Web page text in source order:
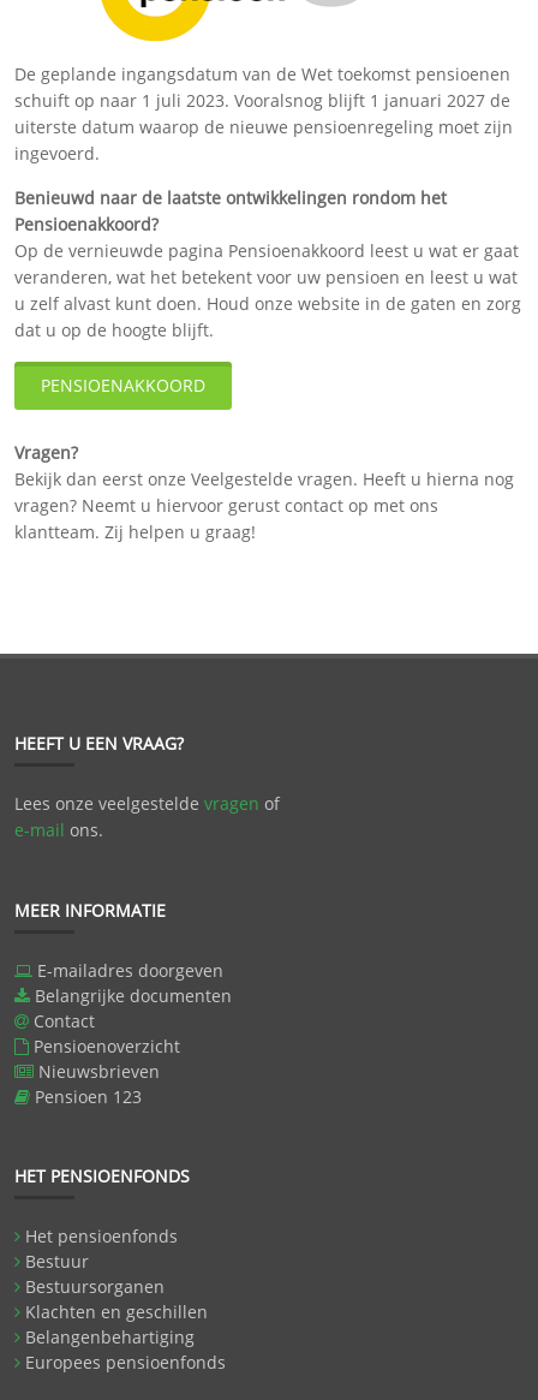
De geplande ingangsdatum van de Wet toekomst pensioenen
schuift op naar 1 juli 2023. Vooralsnog blijft 1 januari 2027 de
uiterste datum waarop de nieuwe pensioenregeling moet zijn
ingevoerd.
Benieuwd naar de laatste ontwikkelingen rondom het
Pensioenakkoord?
Op de vernieuwde pagina Pensioenakkoord leest u wat er gaat
veranderen, wat het betekent voor uw pensioen en leest u wat
u zelf alvast kunt doen. Houd onze website in de gaten en zorg
dat u op de hoogte blijft.
PENSIOENAKKOORD
Vragen?
Bekijk dan eerst onze Veelgestelde vragen. Heeft u hierna nog
vragen? Neemt u hiervoor gerust contact op met ons
klantteam. Zij helpen u graag!
HEEFT U EEN VRAAG?
Lees onze veelgestelde vragen of
e-mail ons.
MEER INFORMATIE
E-mailadres doorgeven
Belangrijke documenten
Contact
Pensioenoverzicht
Nieuwsbrieven
Pensioen 123
HET PENSIOENFONDS
Het pensioenfonds
Bestuur
Bestuursorganen
Klachten en geschillen
Belangenbehartiging
Europees pensioenfonds